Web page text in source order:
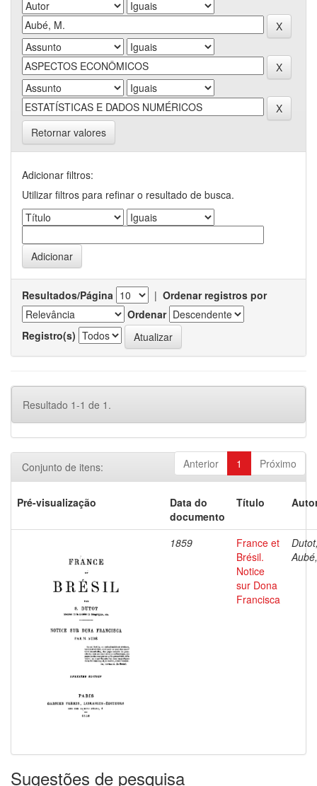
Retornar valores
Adicionar filtros:
Utilizar filtros para refinar o resultado de busca.
Resultados/Página | Ordenar registros por
Ordenar
Registro(s)
Resultado 1-1 de 1.
Anterior 1 Próximo
Conjunto de itens:
Pré-visualização
Data do
documento
Título
1859
France et
Brésil.
Notice
sur Dona
Francisca
Sugestões de pesquisa